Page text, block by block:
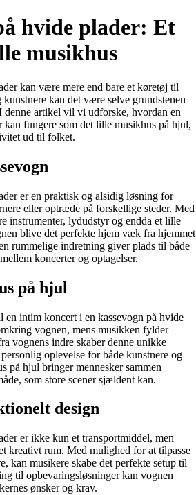
hvide plader: Et
musikhus
kan være mere end bare et køretøj til
kan det være selve grundstenen
denne artikel vil vi udforske, hvordan en
kan fungere som det lille musikhus på hjul,
ud til folket.
er en praktisk og alsidig løsning for
eller optræde på forskellige steder. Med
instrumenter, lydudstyr og endda et lille
blive det perfekte hjem væk fra hjemmet
rummelige indretning giver plads til både
koncerter og optagelser.
på hjul
intim koncert i en kassevogn på hvide
vognen, mens musikken fylder
vognens indre skaber denne unikke
oplevelse for både kunstnere og
på hjul bringer mennesker sammen
som store scener sjældent kan.
design
er ikke kun et transportmiddel, men
kreativt rum. Med mulighed for at tilpasse
kan musikere skabe det perfekte setup til
til opbevaringsløsninger kan vognen
ønsker og krav.